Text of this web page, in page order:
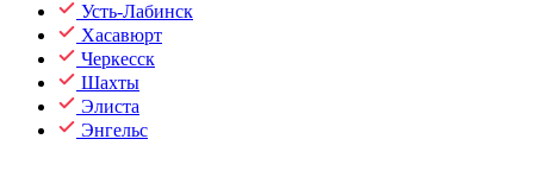
Усть-Лабинск
Хасавюрт
Черкесск
Шахты
Элиста
Энгельс